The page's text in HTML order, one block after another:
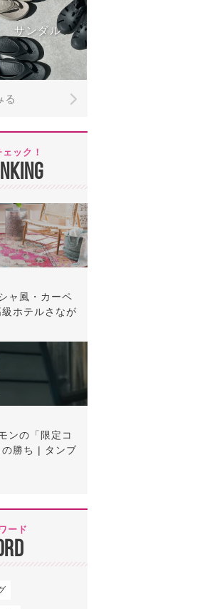
サンダル
る
ック！
ャ風・カーペ
ホテルさなが
ンの「限定コ
勝ち | タンブ
ード